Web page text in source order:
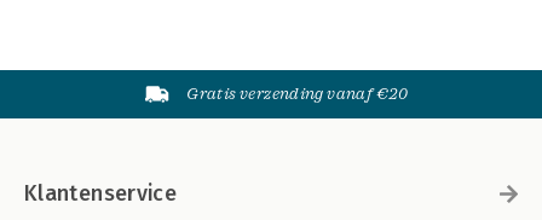
Gratis verzending vanaf €20
Klantenservice